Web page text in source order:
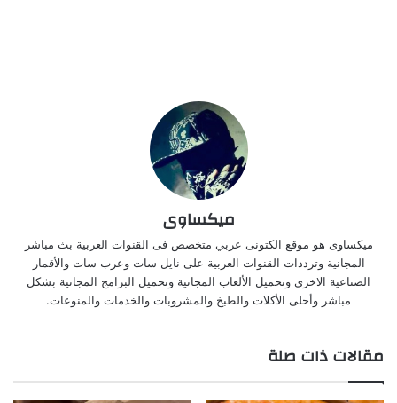
ميكساوى
ميكساوى هو موقع الكتونى عربي متخصص فى القنوات العربية بث مباشر
المجانية وترددات القنوات العربية على نايل سات وعرب سات والأقمار
الصناعية الاخرى وتحميل الألعاب المجانية وتحميل البرامج المجانية بشكل
مباشر وأحلى الأكلات والطبخ والمشروبات والخدمات والمنوعات.
مقالات ذات صلة